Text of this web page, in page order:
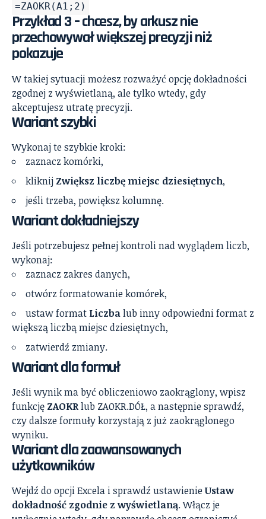
=ZAOKR(A1;2)
Przykład 3 – chcesz, by arkusz nie
przechowywał większej precyzji niż
pokazuje
W takiej sytuacji możesz rozważyć opcję dokładności
zgodnej z wyświetlaną, ale tylko wtedy, gdy
akceptujesz utratę precyzji.
Wariant szybki
Wykonaj te szybkie kroki:
zaznacz komórki,
kliknij Zwiększ liczbę miejsc dziesiętnych,
jeśli trzeba, powiększ kolumnę.
Wariant dokładniejszy
Jeśli potrzebujesz pełnej kontroli nad wyglądem liczb,
wykonaj:
zaznacz zakres danych,
otwórz formatowanie komórek,
ustaw format Liczbalub inny odpowiedni format z
większą liczbą miejsc dziesiętnych,
zatwierdź zmiany.
Wariant dla formuł
Jeśli wynik ma być obliczeniowo zaokrąglony, wpisz
funkcję ZAOKRlub ZAOKR.DÓŁ, a następnie sprawdź,
czy dalsze formuły korzystają z już zaokrąglonego
wyniku.
Wariant dla zaawansowanych
użytkowników
Wejdź do opcji Excela i sprawdź ustawienieUstaw
dokładność zgodnie z wyświetlaną. Włącz je